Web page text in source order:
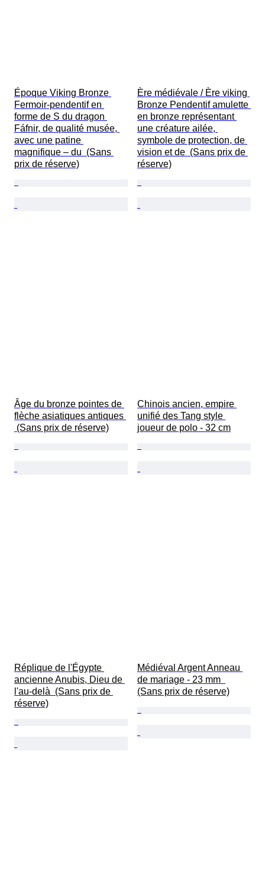
Époque Viking Bronze
Fermoir-pendentif en
forme de S du dragon
Fáfnir, de qualité musée,
avec une patine
magnifique – du  (Sans
prix de réserve)
Ère médiévale / Ère viking
Bronze Pendentif amulette
en bronze représentant
une créature ailée,
symbole de protection, de
vision et de  (Sans prix de
réserve)
Âge du bronze pointes de
flèche asiatiques antiques
(Sans prix de réserve)
Chinois ancien, empire
unifié des Tang style
joueur de polo - 32 cm
Réplique de l'Égypte
ancienne Anubis, Dieu de
l'au-delà  (Sans prix de
réserve)
Médiéval Argent Anneau
de mariage - 23 mm
(Sans prix de réserve)